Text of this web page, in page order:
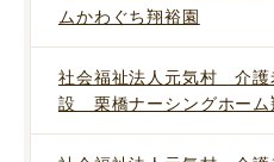
ムかわぐち翔裕園
社会福祉法人元気村 介護
設 栗橋ナーシングホーム